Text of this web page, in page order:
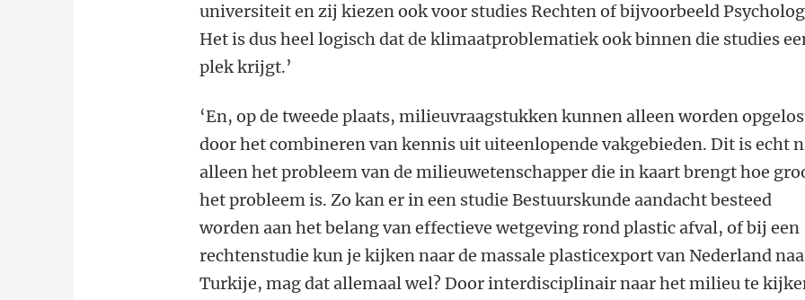
universiteit en zij kiezen ook voor studies Rechten of bijvoorbeeld
Het is dus heel logisch dat de klimaatproblematiek ook binnen die studies
plek krijgt.’
‘En, op de tweede plaats, milieuvraagstukken kunnen alleen worden
door het combineren van kennis uit uiteenlopende vakgebieden. Dit is echt
alleen het probleem van de milieuwetenschapper die in kaart brengt hoe
het probleem is. Zo kan er in een studie Bestuurskunde aandacht besteed
worden aan het belang van effectieve wetgeving rond plastic afval, of bij een
rechtenstudie kun je kijken naar de massale plasticexport van Nederland
Turkije, mag dat allemaal wel? Door interdisciplinair naar het milieu te